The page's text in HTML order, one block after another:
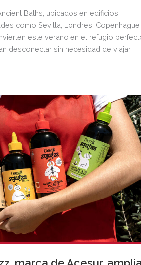
Baths, ubicados en edificios
como Sevilla, Londres,
este verano en el refugio
desconectar sin necesidad de viajar